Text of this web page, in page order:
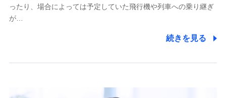
ったり、場合によっては予定していた飛行機や列車への乗り継ぎ
が…
続きを見る